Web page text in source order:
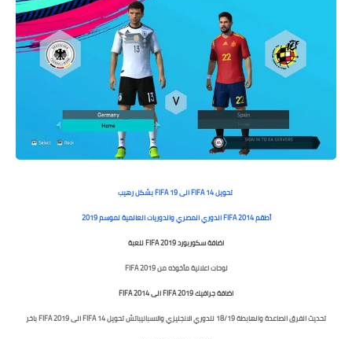
تحويل FIFA 14 الى FIFA 19 بشكل رهيب
أطقم FIFA 2014 الدوري المصري والدوريات العالمية لموسم 2019
اضافة سكوربورد FIFA 2019 للعبة
لوحات اعلانية مأخوذه من FIFA 2019
اضافة جرافيك FIFA 2019 الى FIFA 2014
تحديث الفرق الصاعدة والهابطة 18/19 للدوري الانجليزي والاسباني
باتش تحويل FIFA 14 الى FIFA 2019 باخر